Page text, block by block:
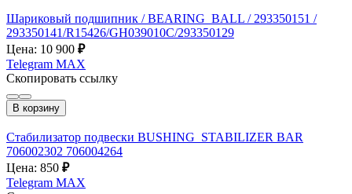
Шариковый подшипник / BEARING_BALL / 293350151 /
293350141/R15426/GH039010C/293350129
Цена: 10 900 ₽
Telegram MAX
Скопировать ссылку
В корзину
Стабилизатор подвески BUSHING_STABILIZER BAR
706002302 706004264
Цена: 850 ₽
Telegram MAX